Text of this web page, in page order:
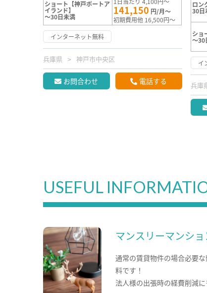
ショート【神戸ポートア
イランド】
～30日未満
141,150 円/月～
初期費用他 16,500円～
インターネット無料
兵庫県 神戸市中央区
お問合わせ 電話する
ロン
30日
ショ
～30
イ
兵庫
USEFUL
マンスリーマンショ
通常の賃貸物件の場合必要
料です！
法人様の出張時の経費削減に